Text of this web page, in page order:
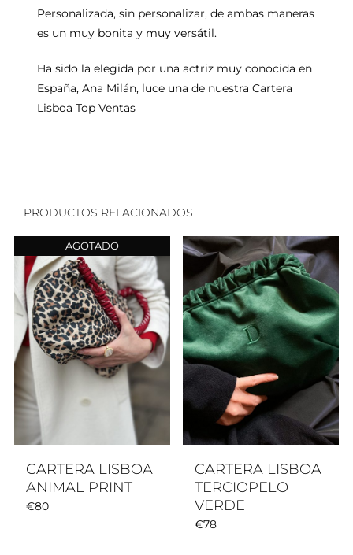
Personalizada, sin personalizar, de ambas maneras
es un muy bonita y muy versátil.
Ha sido la elegida por una actriz muy conocida en
España, Ana Milán, luce una de nuestra Cartera
Lisboa Top Ventas
PRODUCTOS RELACIONADOS
AGOTADO
CARTERA LISBOA
ANIMAL PRINT
€80
CARTERA LISBOA
TERCIOPELO
VERDE
€78